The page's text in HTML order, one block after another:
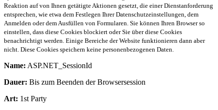
Reaktion auf von Ihnen getätigte Aktionen gesetzt, die einer Dienstanforderung
entsprechen, wie etwa dem Festlegen Ihrer Datenschutzeinstellungen, dem
Anmelden oder dem Ausfüllen von Formularen. Sie können Ihren Browser so
einstellen, dass diese Cookies blockiert oder Sie über diese Cookies
benachrichtigt werden. Einige Bereiche der Website funktionieren dann aber
nicht. Diese Cookies speichern keine personenbezogenen Daten.
Name: ASP.NET_SessionId
Dauer: Bis zum Beenden der Browsersession
Art: 1st Party